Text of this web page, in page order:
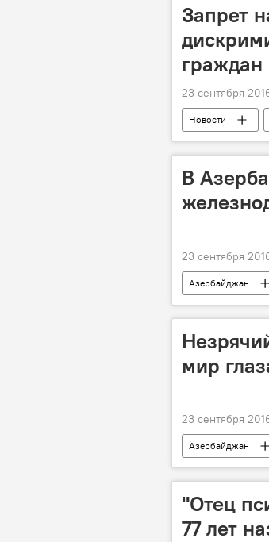
Запрет
граждан
23 сентября
Новости
В
23 сентября
Азербайджан
ЗАО
мир
23 сентября
Азербайджан
Тертерский район
"Отец
77 лет